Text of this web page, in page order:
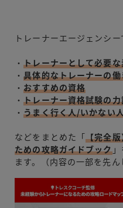
トレーナーエージェンシー
・トレーナーとして必要
・具体的なトレーナーの
・おすすめの資格
・トレーナー資格試験の
・うまく行く人/いかない
などをまとめた「【完全
ための攻略ガイドブック」
ます。（内容の一部を先ん